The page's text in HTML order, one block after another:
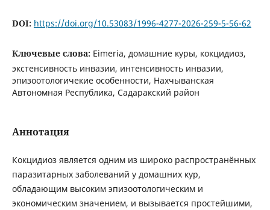
DOI: https://doi.org/10.53083/1996-4277-2026-259-5-56-62
Ключевые слова: Eimeria, домашние куры, кокцидиоз,
экстенсивность инвазии, интенсивность инвазии,
эпизоотологичекие особенности, Нахчыванская
Автономная Республика, Садаракский район
Аннотация
Кокцидиоз является одним из широко распространённых
паразитарных заболеваний у домашних кур,
обладающим высоким эпизоотологическим и
экономическим значением, и вызывается простейшими,